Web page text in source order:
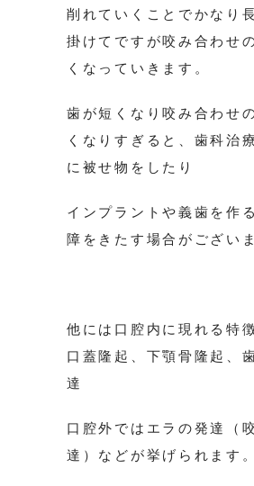
削れていくことでかなり
掛けてですが咬み合わせ
くなっていきます。
歯が短くなり咬み合わせ
くなりすぎると、歯科治
に被せ物をしたり
インプラントや義歯を作
障をきたす場合がござい
他には口腔内に現れる特
口蓋隆起、下顎骨隆起、
達
口腔外ではエラの発達（
達）などが挙げられます。